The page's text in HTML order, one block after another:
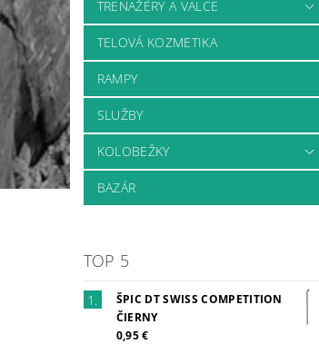
TRENAŽÉRY A VALCE
TELOVÁ KOZMETIKA
RAMPY
SLUŽBY
KOLOBEŽKY
BAZÁR
TOP 5
ŠPIC DT SWISS COMPETITION
ČIERNY
0,95 €